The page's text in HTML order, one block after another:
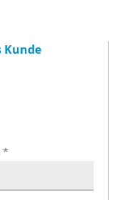
Kunde
*
- Futura
eine Abdeckplatte